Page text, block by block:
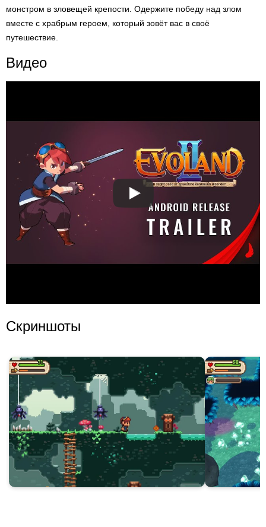
монстром в зловещей крепости. Одержите победу над злом
вместе с храбрым героем, который зовёт вас в своё
путешествие.
Видео
Скриншоты